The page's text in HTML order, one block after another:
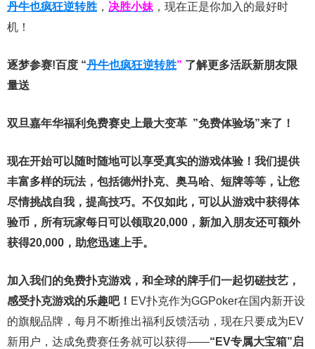
丹牛也疯狂逆转胜 ， 决胜小妹 ，现在正是你加入的最好时
机！
逐梦参赛!百度 “丹牛也疯狂逆转胜” 了解更多活跃新朋友限
量送
双旦嘉年华福利免费赛史上最大变革 ”免费体验场”来了！
现在开始可以随时随地可以享受真实的游戏体验！我们提供
丰富多样的玩法，包括德州扑克、奥马哈、短牌等等，让您
尽情挑战自我，提高技巧。不仅如此， 可以从游戏中获得体
验币，所有玩家每日可以领取20,000，新加入朋友还可额外
获得20,000，助您迅速上手。
加入我们的免费扑克游戏，和全球的牌手们一起切磋技艺，
感受扑克游戏的乐趣吧！ EV扑克作为GGPoker在国内新开设
的旗舰品牌，每月不断推出福利反馈活动，现在只要成为EV
新用户，达成免费赛任务就可以获得——“EV专属大宝箱”启